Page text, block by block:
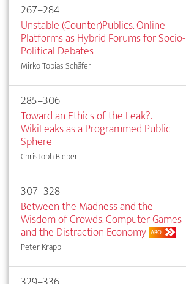
267–284
Unstable (Counter)Publics. Online
Platforms as Hybrid Forums for Socio-
Political Debates
Mirko Tobias Schäfer
285–306
Toward an Ethics of the Leak?.
WikiLeaks as a Programmed Public
Sphere
Christoph Bieber
307–328
Between the Madness and the
Wisdom of Crowds. Computer Games
and the Distraction Economy ABO
Peter Krapp